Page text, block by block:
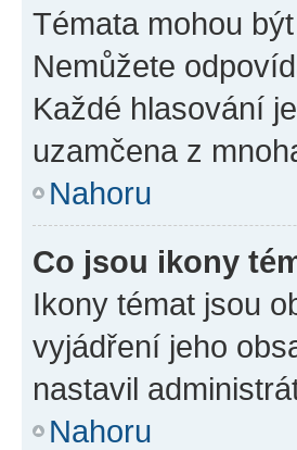
Témata mohou
Nemůžete
Každé hlasování
uzamčena z
Nahoru
Co jsou ikony
Ikony témat jsou
vyjádření jeho
nastavil
Nahoru